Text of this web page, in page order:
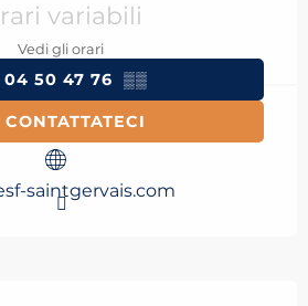
variabili
Vedi gli orari
04 50 47 76 ▒▒
CONTATTATECI
saintgervais.com